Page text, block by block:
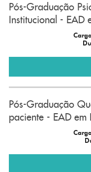
Pós-Graduação
Institucional - EAD
Pós-Graduação
paciente - EAD em